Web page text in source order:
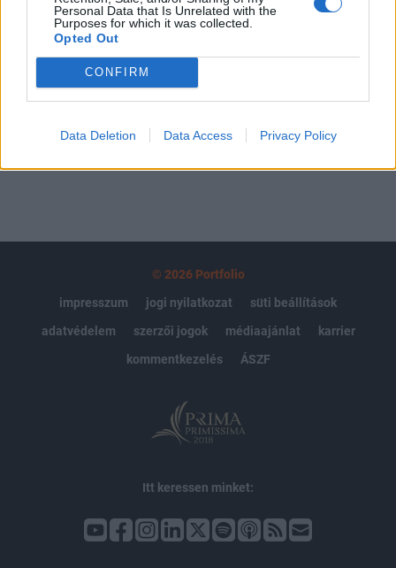
Personal Data that Is Unrelated with the
Purposes for which it was collected.
Opted Out
CONFIRM
Data Deletion Data Access Privacy Policy
Kötéslisták: BÉT elmúlt 2 év napon belüli
kötéslistái
MÁR ELŐFIZETŐNK VAGY?BEJELENTKEZÉS
© 2026 Portfolio
impresszum
jogi nyilatkozat
süti beállítások
adatvédelem
szerzői jogok médiaajánlat
karrier
kommentkezelés
ÁSZF
Itt keressen minket: